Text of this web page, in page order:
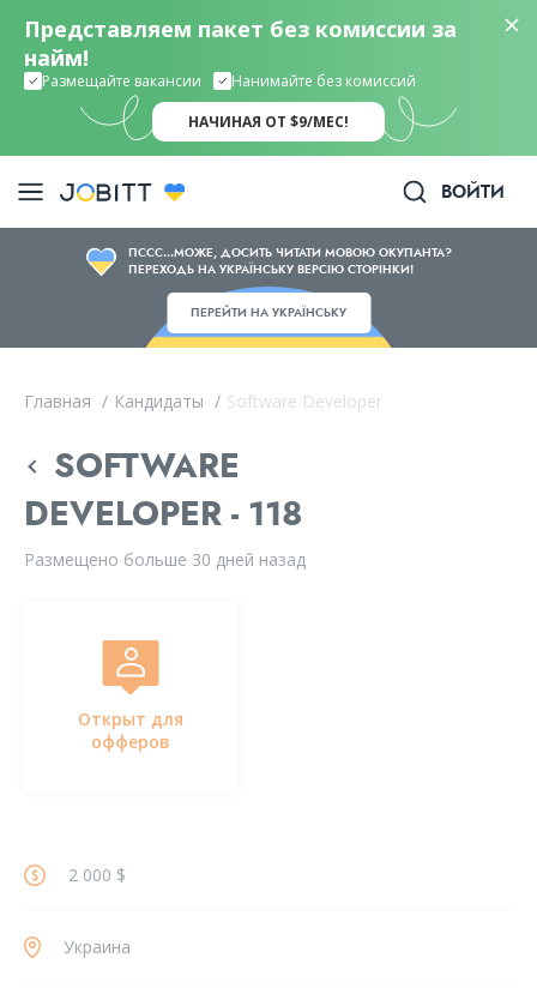
Представляем пакет без комиссии за
найм!
Размещайте вакансии Нанимайте без комиссий
НАЧИНАЯ ОТ $9/МЕС!
ВОЙТИ
ПССС...МОЖЕ, ДОСИТЬ ЧИТАТИ МОВОЮ ОКУПАНТА?
ПЕРЕХОДЬ НА УКРАЇНСЬКУ ВЕРСІЮ СТОРІНКИ!
ПЕРЕЙТИ НА УКРАЇНСЬКУ
Главная / Кандидаты / Software Developer
SOFTWARE
DEVELOPER - 118
Размещено больше 30 дней назад
Открыт для
офферов
2 000 $
Украина